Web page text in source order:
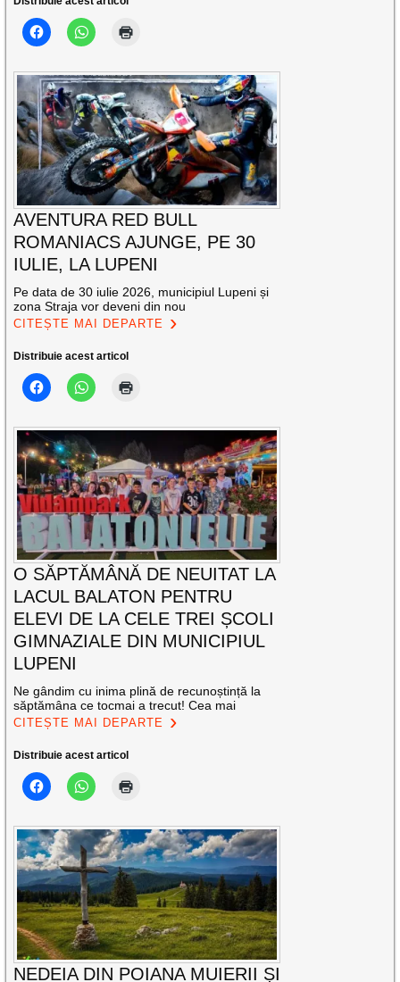
AVENTURA RED BULL
ROMANIACS AJUNGE, PE 30
IULIE, LA LUPENI
Pe data de 30 iulie 2026, municipiul Lupeni și
zona Straja vor deveni din nou
CITEȘTE MAI DEPARTE
Distribuie acest articol
O SĂPTĂMÂNĂ DE NEUITAT LA
LACUL BALATON PENTRU
ELEVI DE LA CELE TREI ȘCOLI
GIMNAZIALE DIN MUNICIPIUL
LUPENI
Ne gândim cu inima plină de recunoștință la
săptămâna ce tocmai a trecut! Cea mai
CITEȘTE MAI DEPARTE
Distribuie acest articol
NEDEIA DIN POIANA MUIERII ȘI